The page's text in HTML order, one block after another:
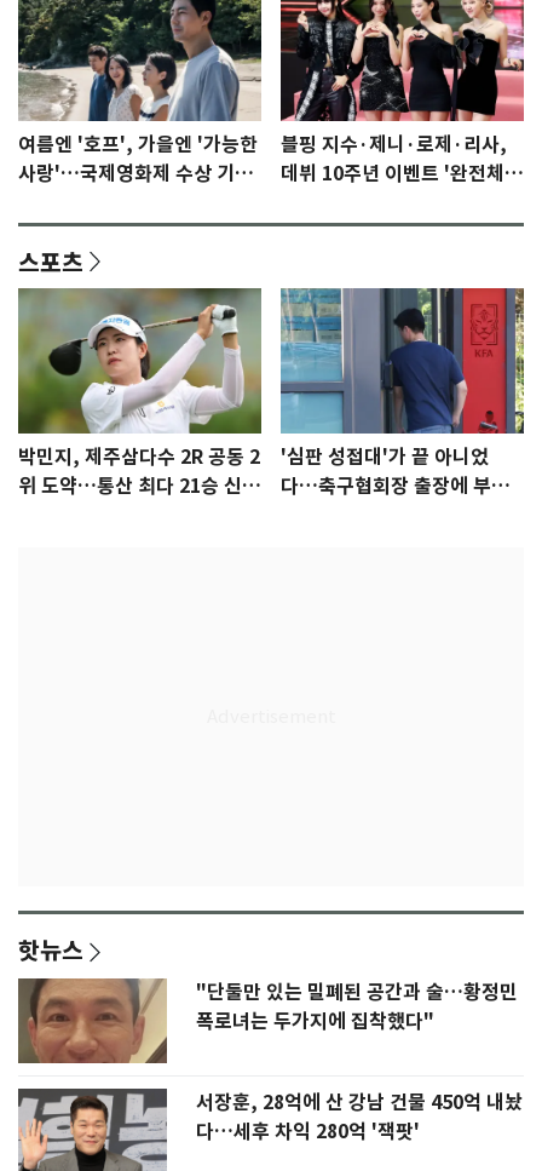
여름엔 '호프', 가을엔 '가능한
사랑'…국제영화제 수상 기대
블핑 지수·제니·로제·리사,
데뷔 10주년 이벤트 '완전체'
스포츠
박민지, 제주삼다수 2R 공동 2
위 도약…통산 최다 21승 신기
'심판 성접대'가 끝 아니었
다…축구협회장 출장에 부인
핫뉴스
"단둘만 있는 밀폐된 공간과 술…황정민
폭로녀는 두가지에 집착했다"
서장훈, 28억에 산 강남 건물 450억 내놨
다…세후 차익 280억 '잭팟'